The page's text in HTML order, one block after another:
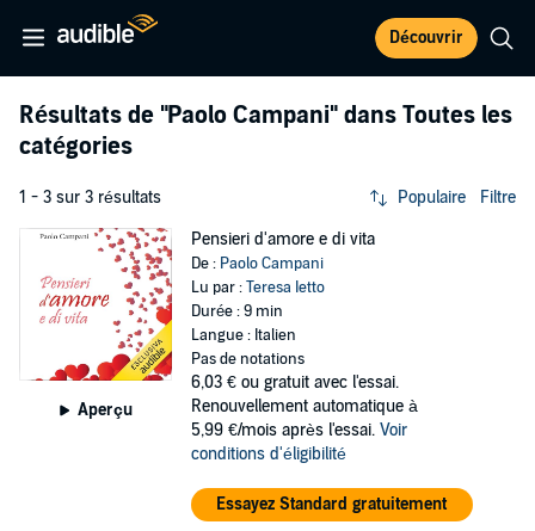
Découvrir
Résultats de "Paolo Campani" dans Toutes les
catégories
1 - 3 sur 3 résultats Populaire Filtre
Aperçu
Pensieri d'amore e di vita
De : Paolo Campani
Lu par :Teresa Ietto
Durée : 9 min
Langue : Italien
Pas de notations
6,03 € ou gratuit avec l'essai.
Renouvellement automatique à
5,99 €/mois après l'essai. Voir
conditions d'éligibilité
Essayez Standard gratuitement